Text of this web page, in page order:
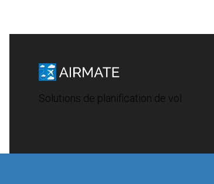
Solutions de planification de vol